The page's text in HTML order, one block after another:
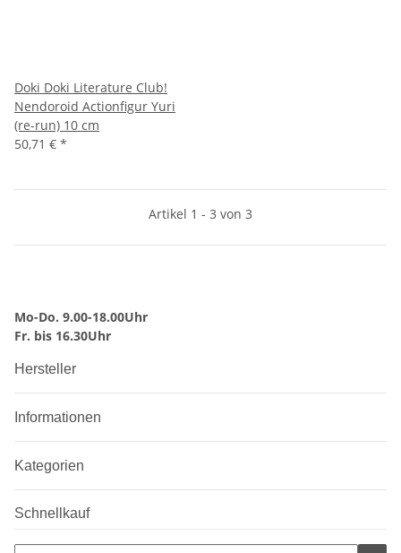
Doki Doki Literature Club!
Nendoroid Actionfigur Yuri
(re-run) 10 cm
50,71 € *
Artikel 1 - 3 von 3
Mo-Do. 9.00-18.00Uhr
Fr. bis 16.30Uhr
Hersteller
Informationen
Kategorien
Schnellkauf